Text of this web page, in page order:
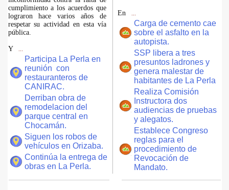
cumplimiento a los acuerdos que
lograron hace varios años de
respetar su actividad en esta vía
pública.
Y
Participa La Perla en
reunión con
restauranteros de
CANIRAC.
Derriban obra de
remodelacion del
parque central en
Chocamán.
Siguen los robos de
vehículos en Orizaba.
Continúa la entrega de
obras en La Perla.
En
Carga de cemento cae
sobre el asfalto en la
autopista.
SSP libera a tres
presuntos ladrones y
genera malestar de
habitantes de La Perla
Realiza Comisión
Instructora dos
audiencias de pruebas
y alegatos.
Establece Congreso
reglas para el
procedimiento de
Revocación de
Mandato.